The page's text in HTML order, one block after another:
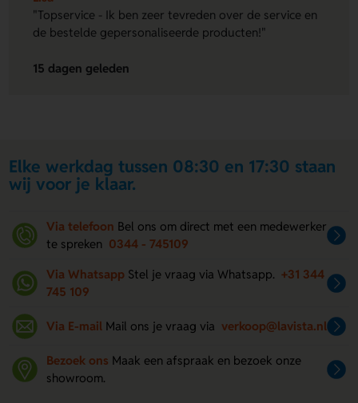
"Topservice - Ik ben zeer tevreden over de service en
de bestelde gepersonaliseerde producten!"
15 dagen geleden
Elke werkdag tussen 08:30 en 17:30 staan
wij voor je klaar.
Via telefoon Bel ons om direct met een medewerker
te spreken 0344 - 745109
Via Whatsapp Stel je vraag via Whatsapp. +31 344
745 109
Via E-mail Mail ons je vraag via verkoop@lavista.nl
Bezoek ons Maak een afspraak en bezoek onze
showroom.